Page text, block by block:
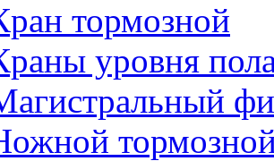
тормозной
уровня